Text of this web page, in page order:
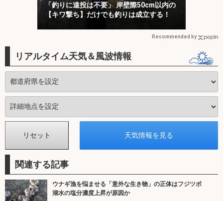
「釣りに遠投は不要」 岸壁際50cm以内の
【キワ撃ち】だけでも釣りは成立する！
Recommended by
リアルタイム天気＆風波情報
関連する記事
ウナギ漁を悩ませる「意外な生き物」の正体はフジツボ
湖水の塩分濃度上昇が原因か